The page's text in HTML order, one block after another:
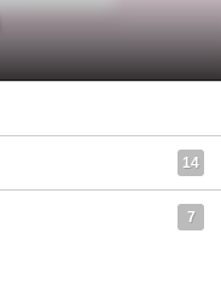
14
7